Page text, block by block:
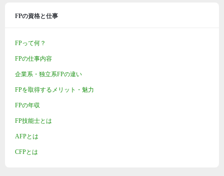
FPの資格と仕事
FPって何？
FPの仕事内容
企業系・独立系FPの違い
FPを取得するメリット・魅力
FPの年収
FP技能士とは
AFPとは
CFPとは